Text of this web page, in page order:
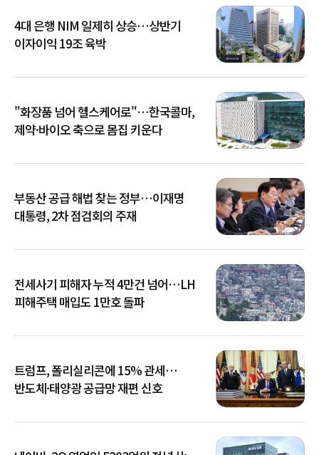
4대 은행 NIM 일제히 상승…상반기
이자이익 19조 육박
"화장품 넘어 헬스케어로"…한국콜마,
제약·바이오 축으로 몸집 키운다
부동산 공급 해법 찾는 정부…이재명
대통령, 2차 점검회의 주재
전세사기 피해자 누적 4만건 넘어…LH
피해주택 매입도 1만호 돌파
트럼프, 폴리실리콘에 15% 관세…
반도체·태양광 공급망 재편 신호